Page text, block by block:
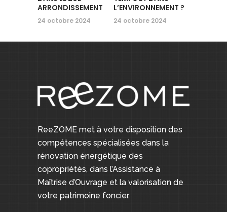
ARRONDISSEMENT
24 octobre 2024
L’ENVIRONNEMENT ?
24 octobre 2024
ReeZOME met à votre disposition des
compétences spécialisées dans la
rénovation énergétique des
copropriétés, dans l’Assistance à
Maîtrise d’Ouvrage et la valorisation de
votre patrimoine foncier.